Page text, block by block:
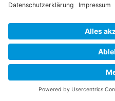
Die gelassene,
mir gut
engagiert,
Beispiele,
Eigene
aufgegriffen.